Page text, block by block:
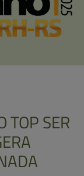
TOP SER